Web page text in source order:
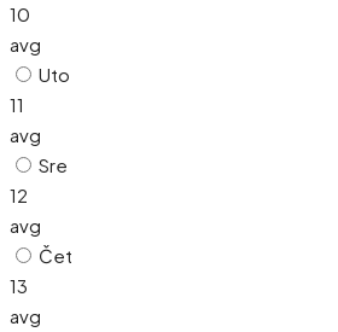
10
avg
Uto
11
avg
Sre
12
avg
Čet
13
avg